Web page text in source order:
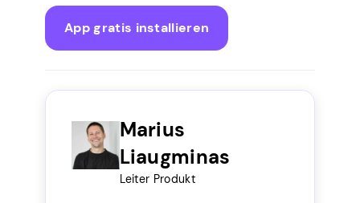
App gratis installieren
Marius
Liaugminas
Leiter Produkt